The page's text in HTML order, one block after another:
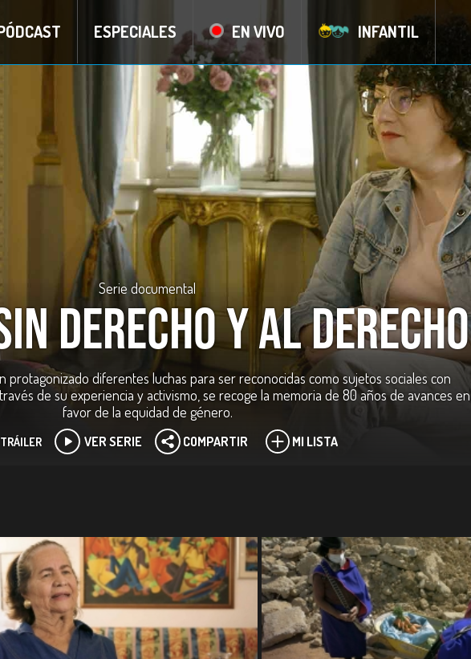
ESPECIALES EN VIVO INFANTIL
Serie documental
Derecho y al Derecho
protagonizado diferentes luchas para ser reconocidas como sujetos sociales con
de su experiencia y activismo, se recoge la memoria de 80 años de avances en
favor de la equidad de género.
VER SERIE COMPARTIR MI LISTA